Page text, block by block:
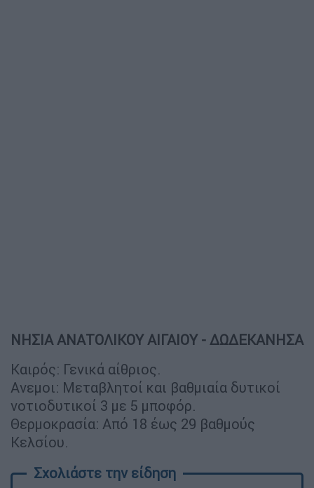
ΝΗΣΙΑ ΑΝΑΤΟΛΙΚΟΥ ΑΙΓΑΙΟΥ - ΔΩΔΕΚΑΝΗΣΑ
Καιρός: Γενικά αίθριος.
Ανεμοι: Μεταβλητοί και βαθμιαία δυτικοί
νοτιοδυτικοί 3 με 5 μποφόρ.
Θερμοκρασία: Από 18 έως 29 βαθμούς
Κελσίου.